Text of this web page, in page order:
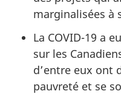
marginalisées à
La COVID-19 a
sur les
d’entre eux ont
pauvreté et se